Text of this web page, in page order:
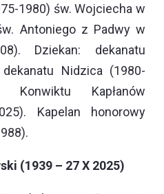
1980) św. Wojciecha w
Antoniego z Padwy w
Dziekan: dekanatu
Nidzica (1980-
Konwiktu Kapłanów
Kapelan honorowy
(1939 – 27 X 2025)